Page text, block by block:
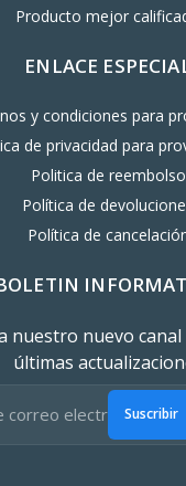
Producto mejor
ENLACE
y condiciones para
de privacidad para
Politica de reembolso
Política de
Política de
nuestro nuevo
últimas
Suscribir